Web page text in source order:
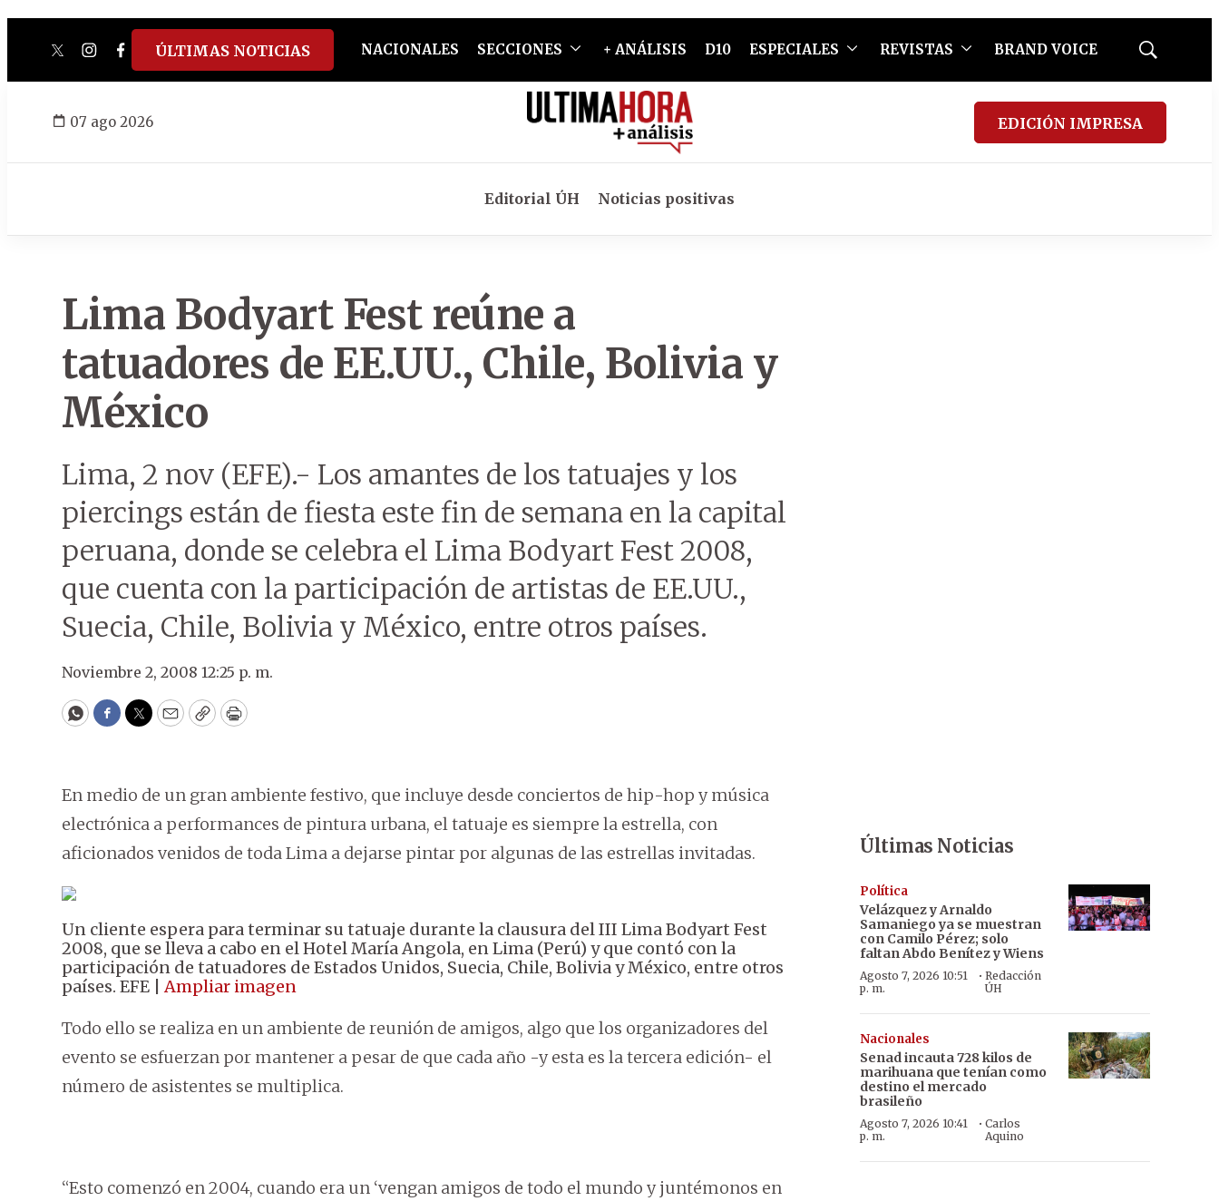
twitterinstagram
facebook
tiktokyoutube
spotify
ÚLTIMAS NOTICIAS NACIONALES SECCIONES + ANÁLISIS D10 ESPECIALES REVISTAS BRAND VOICE
Mostrar
07 ago 2026 EDICIÓN IMPRESA
Editorial ÚH Noticias positivas
Lima Bodyart Fest reúne a
tatuadores de EE.UU., Chile, Bolivia y
México
Lima, 2 nov (EFE).- Los amantes de los tatuajes y los
piercings están de fiesta este fin de semana en la capital
peruana, donde se celebra el Lima Bodyart Fest 2008,
que cuenta con la participación de artistas de EE.UU.,
Suecia, Chile, Bolivia y México, entre otros países.
Noviembre 2, 2008 12:25 p. m.
WhatsApp
Facebook
Twitter
EmailCopyPrint
En medio de un gran ambiente festivo, que incluye desde conciertos de hip-hop y música
electrónica a performances de pintura urbana, el tatuaje es siempre la estrella, con
aficionados venidos de toda Lima a dejarse pintar por algunas de las estrellas invitadas.
Un cliente espera para terminar su tatuaje durante la clausura del III Lima Bodyart Fest
2008, que se lleva a cabo en el Hotel María Angola, en Lima (Perú) y que contó con la
participación de tatuadores de Estados Unidos, Suecia, Chile, Bolivia y México, entre otros
países. EFE |Ampliar imagen
Todo ello se realiza en un ambiente de reunión de amigos, algo que los organizadores del
evento se esfuerzan por mantener a pesar de que cada año -y esta es la tercera edición- el
número de asistentes se multiplica.
“Esto comenzó en 2004, cuando era un ‘vengan amigos de todo el mundo y juntémonos en
Últimas Noticias
Política
Velázquez y Arnaldo
Samaniego ya se muestran
con Camilo Pérez; solo
faltan Abdo Benítez y Wiens
Agosto 7, 2026 10:51
p. m.
·Redacción
ÚH
Nacionales
Senad incauta 728 kilos de
marihuana que tenían como
destino el mercado
brasileño
Agosto 7, 2026 10:41
p. m.
· Carlos
Aquino